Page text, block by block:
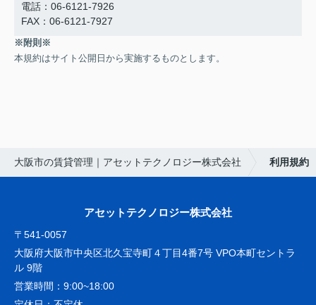
電話：06-6121-7926
FAX：06-6121-7927
※附則※
本規約はサイト公開日から実施するものとします。
大阪市の賃貸管理｜アセットテクノロジー株式会社 利用規約
アセットテクノロジー株式会社
〒541-0057
大阪府大阪市中央区北久宝寺町４丁目4番7号 VPO本町セントラ
ル 9階
営業時間： 9:00~18:00